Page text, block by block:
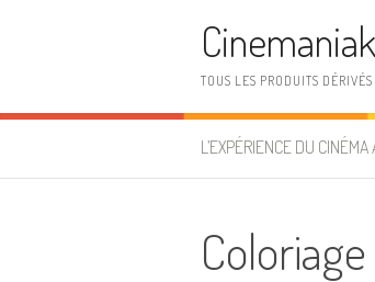
Cinemaniak
TOUS LES PRODUITS
L’EXPÉRIENCE DU